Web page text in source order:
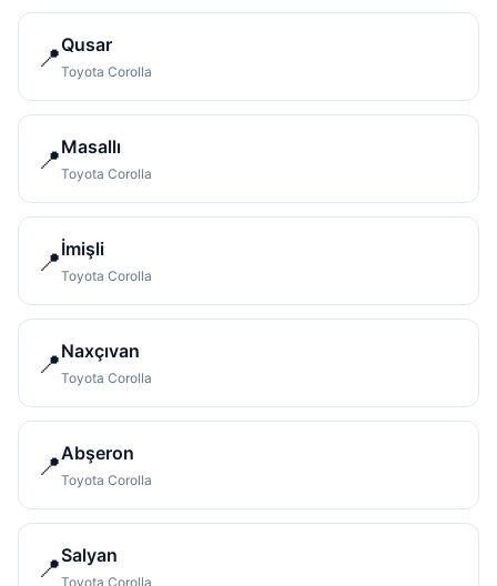
📍Qusar
Toyota Corolla
📍Masallı
Toyota Corolla
📍İmişli
Toyota Corolla
📍Naxçıvan
Toyota Corolla
📍Abşeron
Toyota Corolla
📍Salyan
Toyota Corolla